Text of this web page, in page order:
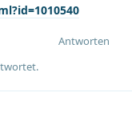
Antworten